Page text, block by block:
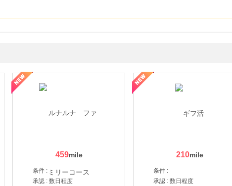
459
条件 :
承認 : 数日程度
210
条件 :
承認 : 数日程度
三井ショッピングパークカード《セゾン》